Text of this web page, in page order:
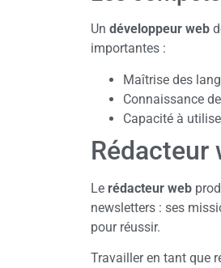
Un développeur web
importantes :
Maîtrise des
Connaissance
Capacité à
Rédacteur
Le rédacteur web
newsletters : ses
pour réussir.
Travailler en tant que